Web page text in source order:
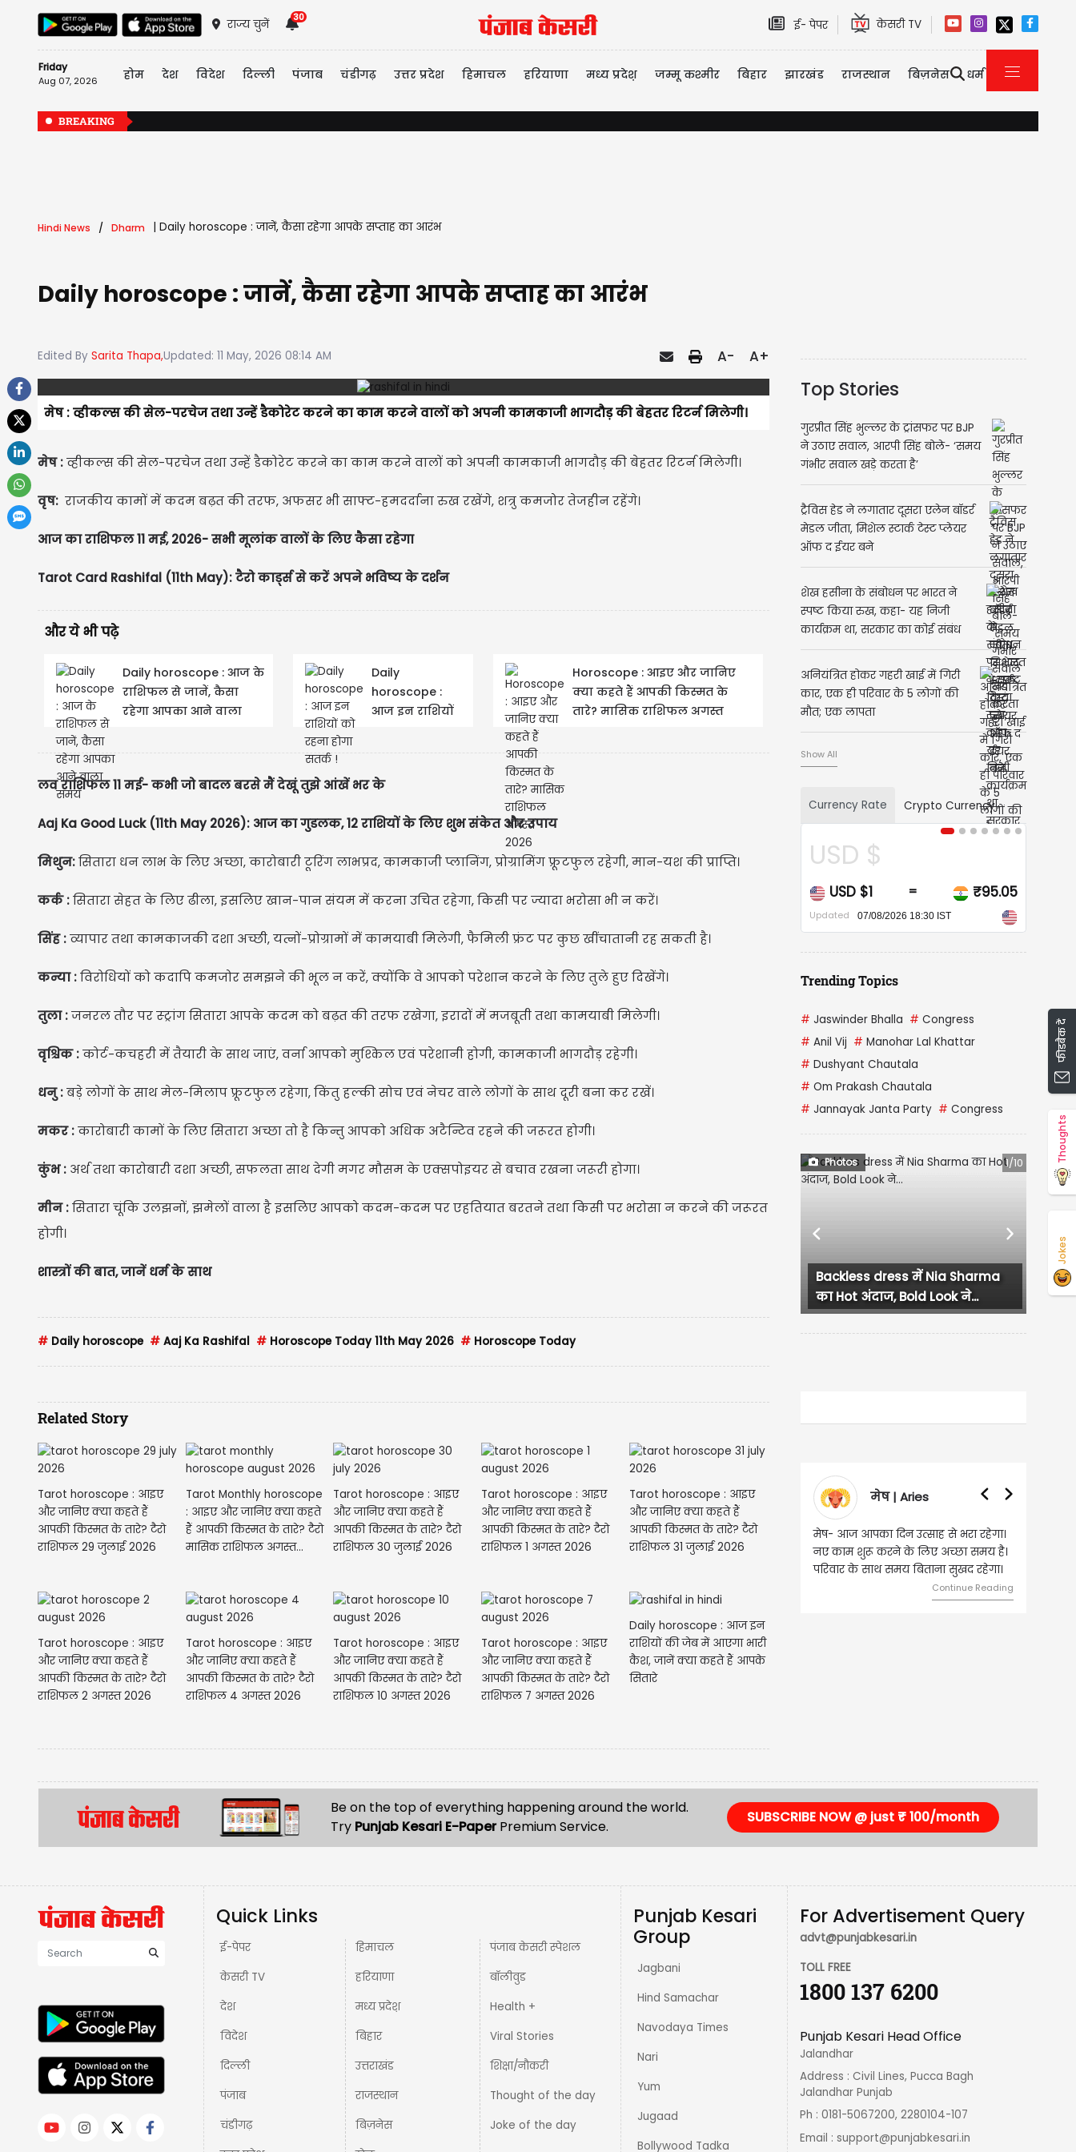
राज्य चुनें
30
ई- पेपर केसरी TV
Friday
Aug 07, 2026 होम देश विदेश दिल्ली पंजाब चंडीगढ़ उत्तर प्रदेश हिमाचल हरियाणा मध्य प्रदेश़ जम्मू कश्मीर बिहार झारखंड राजस्थान बिज़नेस धर्म
BREAKING
Hindi News Dharm Daily horoscope : जानें, कैसा रहेगा आपके सप्ताह का आरंभ
Daily horoscope : जानें, कैसा रहेगा आपके सप्ताह का आरंभ
Edited By Sarita Thapa,Updated: 11 May, 2026 08:14 AM A- A+
मेष : व्हीकल्स की सेल-परचेज तथा उन्हें डैकोरेट करने का काम करने वालों को अपनी कामकाजी भागदौड़ की बेहतर रिटर्न मिलेगी।
मेष :व्हीकल्स की सेल-परचेज तथा उन्हें डैकोरेट करने का काम करने वालों को अपनी कामकाजी भागदौड़ की बेहतर रिटर्न मिलेगी।
वृष: राजकीय कामों में कदम बढ़त की तरफ, अफसर भी साफ्ट-हमदर्दाना रुख रखेंगे, शत्रु कमजोर तेजहीन रहेंगे।
आज का राशिफल 11 मई, 2026- सभी मूलांक वालों के लिए कैसा रहेगा
Tarot Card Rashifal (11th May): टैरो कार्ड्स से करें अपने भविष्य के दर्शन
और ये भी पढ़े
Daily horoscope : आज के
राशिफल से जानें, कैसा
रहेगा आपका आने वाला
Daily
horoscope :
आज इन राशियों
Horoscope : आइए और जानिए
क्या कहते हैं आपकी किस्मत के
तारे? मासिक राशिफल अगस्त
लव राशिफल 11 मई- कभी जो बादल बरसे मैं देखूं तुझे आंखें भर के
Aaj Ka Good Luck (11th May 2026): आज का गुडलक, 12 राशियों के लिए शुभ संकेत और उपाय
मिथुन:सितारा धन लाभ के लिए अच्छा, कारोबारी टूरिंग लाभप्रद, कामकाजी प्लानिंग, प्रोग्रामिंग फ्रूटफुल रहेगी, मान-यश की प्राप्ति।
कर्क :सितारा सेहत के लिए ढीला, इसलिए खान-पान संयम में करना उचित रहेगा, किसी पर ज्यादा भरोसा भी न करें।
सिंह :व्यापार तथा कामकाजकी दशा अच्छी, यत्नों-प्रोग्रामों में कामयाबी मिलेगी, फैमिली फ्रंट पर कुछ खींचातानी रह सकती है।
कन्या :विरोधियों को कदापि कमजोर समझने की भूल न करें, क्योंकि वे आपको परेशान करने के लिए तुले हुए दिखेंगे।
तुला :जनरल तौर पर स्ट्रांग सितारा आपके कदम को बढ़त की तरफ रखेगा, इरादों में मजबूती तथा कामयाबी मिलेगी।
वृश्चिक :कोर्ट-कचहरी में तैयारी के साथ जाएं, वर्ना आपको मुश्किल एवं परेशानी होगी, कामकाजी भागदौड़ रहेगी।
धनु :बड़े लोगों के साथ मेल-मिलाप फ्रूटफुल रहेगा, किंतु हल्की सोच एवं नेचर वाले लोगों के साथ दूरी बना कर रखें।
मकर :कारोबारी कामों के लिए सितारा अच्छा तो है किन्तु आपको अधिक अटैन्टिव रहने की जरूरत होगी।
कुंभ : अर्थ तथा कारोबारी दशा अच्छी, सफलता साथ देगी मगर मौसम के एक्सपोइयर से बचाव रखना जरूरी होगा।
मीन :सितारा चूंकि उलझनों, झमेलों वाला है इसलिए आपको कदम-कदम पर एहतियात बरतने तथा किसी पर भरोसा न करने की जरूरत
होगी।
शास्त्रों की बात, जानें धर्म के साथ
# Daily horoscope # Aaj Ka Rashifal # Horoscope Today 11th May 2026 # Horoscope Today
Related Story
Tarot horoscope : आइए
और जानिए क्या कहते हैं
आपकी किस्मत के तारे? टैरो
राशिफल 29 जुलाई 2026
Tarot Monthly horoscope
: आइए और जानिए क्या कहते
हैं आपकी किस्मत के तारे? टैरो
मासिक राशिफल अगस्त...
Tarot horoscope : आइए
और जानिए क्या कहते हैं
आपकी किस्मत के तारे? टैरो
राशिफल 30 जुलाई 2026
Tarot horoscope : आइए
और जानिए क्या कहते हैं
आपकी किस्मत के तारे? टैरो
राशिफल 1 अगस्त 2026
Tarot horoscope : आइए
और जानिए क्या कहते हैं
आपकी किस्मत के तारे? टैरो
राशिफल 31 जुलाई 2026
Tarot horoscope : आइए
और जानिए क्या कहते हैं
आपकी किस्मत के तारे? टैरो
राशिफल 2 अगस्त 2026
Tarot horoscope : आइए
और जानिए क्या कहते हैं
आपकी किस्मत के तारे? टैरो
राशिफल 4 अगस्त 2026
Tarot horoscope : आइए
और जानिए क्या कहते हैं
आपकी किस्मत के तारे? टैरो
राशिफल 10 अगस्त 2026
Tarot horoscope : आइए
और जानिए क्या कहते हैं
आपकी किस्मत के तारे? टैरो
राशिफल 7 अगस्त 2026
Daily horoscope : आज इन
राशियों की जेब में आएगा भारी
कैश, जानें क्या कहते हैं आपके
सितारे
Top Stories
गुरप्रीत सिंह भुल्लर के ट्रांसफर पर BJP
ने उठाए सवाल, आरपी सिंह बोले- ‘समय
गंभीर सवाल खड़े करता है’
ट्रैविस हेड ने लगातार दूसरा एलेन बॉडर्र
मेडल जीता, मिशेल स्टार्क टेस्ट प्लेयर
ऑफ द ईयर बने
शेख हसीना के संबोधन पर भारत ने
स्पष्ट किया रुख, कहा- यह निजी
कार्यक्रम था, सरकार का कोई संबंध
नहीं
अनियंत्रित होकर गहरी खाई में गिरी
कार, एक ही परिवार के 5 लोगों की
मौत; एक लापता
Show All
Currency Rate Crypto Currency
USD $
USD $1 = ₹95.05
07/08/2026 18:30 IST
CAD $1
Updated
Trending Topics
# Jaswinder Bhalla # Congress
# Anil Vij # Manohar Lal Khattar
# Dushyant Chautala
# Om Prakash Chautala
# Jannayak Janta Party # Congress
Photos 1/10
Backless dress में Nia Sharma
का Hot अंदाज, Bold Look ने...
CM रेखा गुप्ता
नेताओं ने सुषमा
Previous Next
मेष | Aries
मेष- आज आपका दिन उत्साह से भरा रहेगा।
नए काम शुरू करने के लिए अच्छा समय है।
परिवार के साथ समय बिताना सुखद रहेगा।
Continue Reading
वृष- आज का दिन इस
लिए शुभ रहने वाला है।
मामलों में सफलता
मेलजोल बढ़ेगा। आर्थिक
समझकर...
Be on the top of everything happening around the world.
Try Punjab Kesari E-PaperPremium Service.
SUBSCRIBE NOW @ just ₹ 100/month
Quick Links
ई-पेपर
केसरी TV
देश
विदेश
दिल्ली
पंजाब
चंडीगढ़
हिमाचल
हरियाणा
मध्य प्रदेश़
बिहार
उत्तराखंड
राजस्थान
बिज़नेस
पंजाब केसरी स्पेशल
बॉलीवुड
Health +
Viral Stories
शिक्षा/नौकरी
Thought of the day
Joke of the day
Punjab Kesari
Group
Jagbani
Hind Samachar
Navodaya Times
Nari
Yum
Jugaad
Bollywood Tadka
For Advertisement Query
advt@punjabkesari.in
TOLL FREE
1800 137 6200
Punjab Kesari Head Office
Jalandhar
Address : Civil Lines, Pucca Bagh
Jalandhar Punjab
Ph : 0181-5067200, 2280104-107
Email :support@punjabkesari.in
फीडबैक दें
Thoughts
Jokes